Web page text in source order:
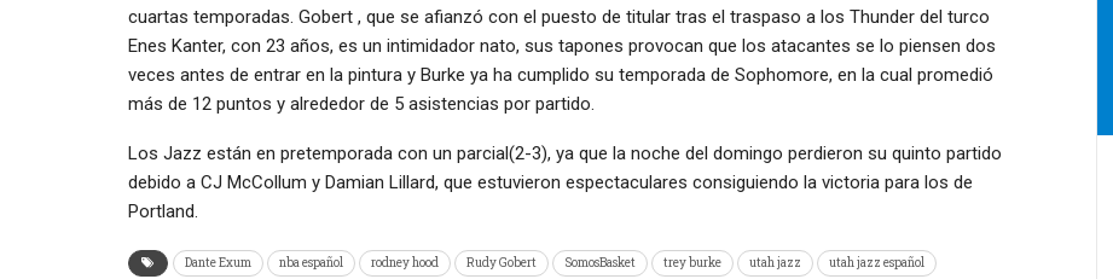
cuartas temporadas. Gobert , que se afianzó con el puesto de titular tras el traspaso a los Thunder del turco
Enes Kanter, con 23 años, es un intimidador nato, sus tapones provocan que los atacantes se lo piensen dos
veces antes de entrar en la pintura y Burke ya ha cumplido su temporada de Sophomore, en la cual promedió
más de 12 puntos y alrededor de 5 asistencias por partido.
Los Jazz están en pretemporada con un parcial(2-3), ya que la noche del domingo perdieron su quinto partido
debido a CJ McCollum y Damian Lillard, que estuvieron espectaculares consiguiendo la victoria para los de
Portland.
Dante Exum nba español rodney hood Rudy Gobert SomosBasket trey burke utah jazz utah jazz español